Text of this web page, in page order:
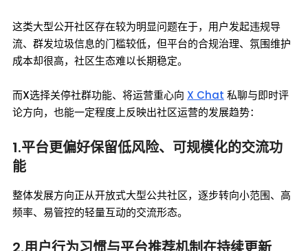
这类大型公开社区存在较为明显问题在于，用户发起违规导
流、群发垃圾信息的门槛较低，但平台的合规治理、氛围维护
成本却很高，社区生态难以长期稳定。
而X选择关停社群功能、将运营重心向 X Chat 私聊与即时评
论方向，也能一定程度上反映出社区运营的发展趋势：
1.平台更偏好保留低风险、可规模化的交流功
能
整体发展方向正从开放式大型公共社区，逐步转向小范围、高
频率、易管控的轻量互动的交流形态。